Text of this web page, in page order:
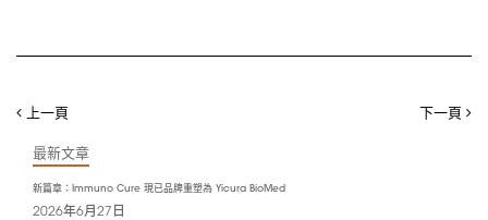
上一頁 下一頁
最新文章
新篇章：Immuno Cure 現已品牌重塑為 Yicura BioMed
2026年6月27日